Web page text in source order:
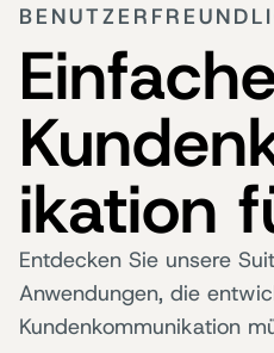
ikation
Entdecken Sie unsere
Anwendungen, die
Kundenkommunikation